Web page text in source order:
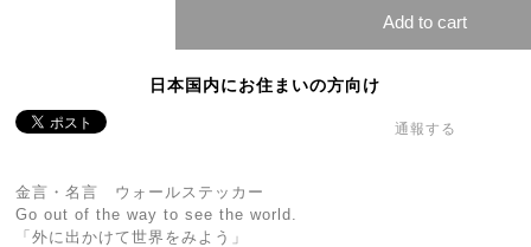
Add to cart
日本国内にお住まいの方向け
通報する
金言・名言 ウォールステッカー
Go out of the way to see the world.
「外に出かけて世界をみよう」